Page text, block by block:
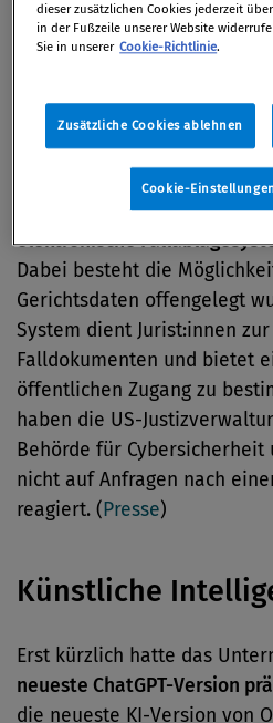
In denUSAwurde einem
zufolge scheinbar
eines weitreichenden
elektronische
Dabei besteht die
Gerichtsdaten offengelegt
System dient Jurist:innen
Falldokumenten und bietet
öffentlichen Zugang zu
haben die US-
Behörde für Cybersicherheit
nicht auf Anfragen nach
reagiert. ( Presse)
Künstliche
Erst kürzlich hatte das
neueste ChatGPT-Version
die neueste KI-Version von
dieser zusätzlichen Cookies jederzeit
in der Fußzeile unserer Website
Sie in unserer Cookie-Richtlinie.
Zusätzliche Cookies ablehnen
Cookie-